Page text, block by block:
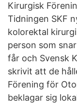
Kirurgisk
Tidningen SKF
kolorektal
person som
får och Svensk
skrivit att de
Förening för
beklagar sig